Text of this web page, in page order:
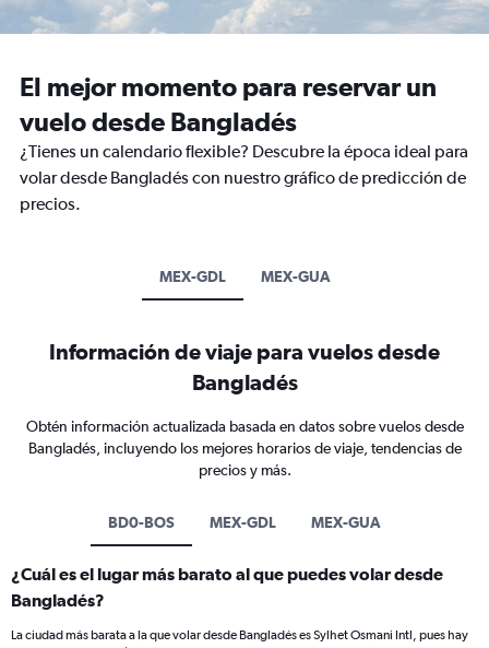
El mejor momento para reservar un
vuelo desde Bangladés
¿Tienes un calendario flexible? Descubre la época ideal para
volar desde Bangladés con nuestro gráfico de predicción de
precios.
MEX-GDL MEX-GUA
Información de viaje para vuelos desde
Bangladés
Obtén información actualizada basada en datos sobre vuelos desde
Bangladés, incluyendo los mejores horarios de viaje, tendencias de
precios y más.
BD0-BOS MEX-GDL MEX-GUA
¿Cuál es el lugar más barato al que puedes volar desde
Bangladés?
La ciudad más barata a la que volar desde Bangladés es Sylhet Osmani Intl, pues hay